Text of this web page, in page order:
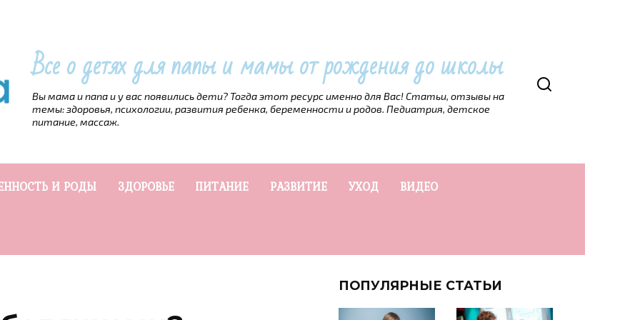
Все о детях для папы и мамы от рождения до школы
Вы мама и папа и у вас появились дети? Тогда этот ресурс именно для Вас! Статьи, отзывы на
темы: здоровья, психологии, развития ребенка, беременности и родов. Педиатрия, детское
питание, массаж.
И РОДЫ ЗДОРОВЬЕ ПИТАНИЕ РАЗВИТИЕ УХОД ВИДЕО
ПОПУЛЯРНЫЕ СТАТЬИ